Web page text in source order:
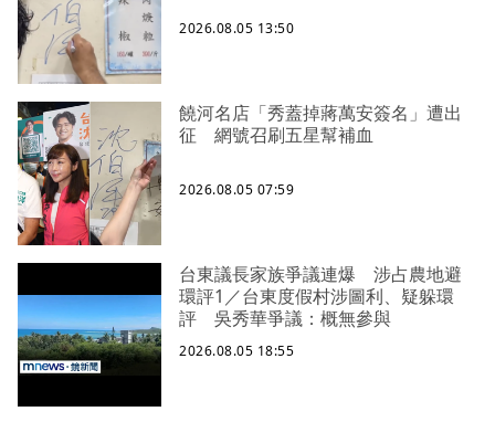
2026.08.05 13:50
饒河名店「秀蓋掉蔣萬安簽名」遭出
征 網號召刷五星幫補血
2026.08.05 07:59
台東議長家族爭議連爆 涉占農地避
環評1／台東度假村涉圖利、疑躲環
評 吳秀華爭議：概無參與
2026.08.05 18:55